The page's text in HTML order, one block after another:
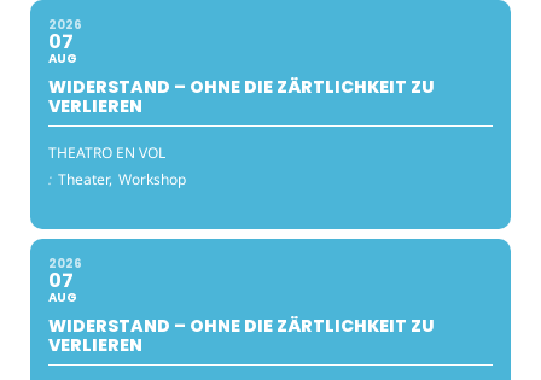
2026
07
AUG
WIDERSTAND – OHNE DIE ZÄRTLICHKEIT ZU
VERLIEREN
THEATRO EN VOL
: Theater, Workshop
2026
07
AUG
WIDERSTAND – OHNE DIE ZÄRTLICHKEIT ZU
VERLIEREN